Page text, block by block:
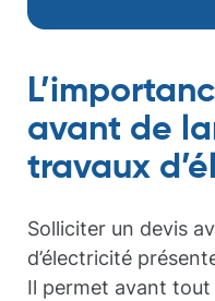
avant de
travaux
Solliciter un devis
d’électricité
Il permet avant tout